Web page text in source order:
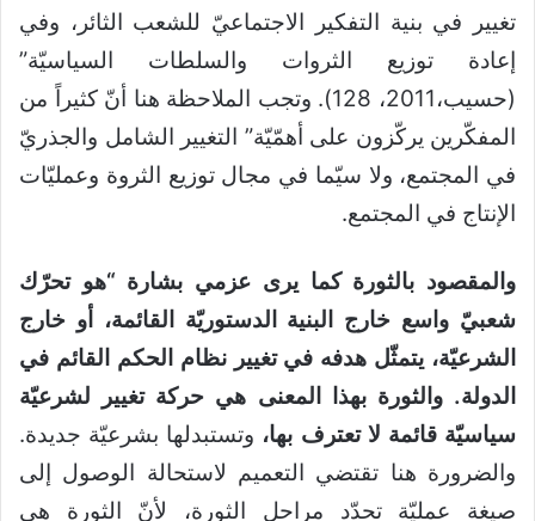
تغيير في بنية التفكير الاجتماعيّ للشعب الثائر، وفي
إعادة توزيع الثروات والسلطات السياسيّة”
(حسيب،2011، 128). وتجب الملاحظة هنا أنّ كثيراً من
المفكّرين يركّزون على أهمّيّة” التغيير الشامل والجذريّ
في المجتمع، ولا سيّما في مجال توزيع الثروة وعمليّات
الإنتاج في المجتمع.
والمقصود بالثورة كما يرى عزمي بشارة “هو تحرّك
شعبيّ واسع خارج البنية الدستوريّة القائمة، أو خارج
الشرعيّة، يتمثّل هدفه في تغيير نظام الحكم القائم في
الدولة. والثورة بهذا المعنى هي حركة تغيير لشرعيّة
سياسيّة قائمة لا تعترف بها، وتستبدلها بشرعيّة جديدة.
والضرورة هنا تقتضي التعميم لاستحالة الوصول إلى
صيغة عمليّة تحدّد مراحل الثورة، لأنّ الثورة هي